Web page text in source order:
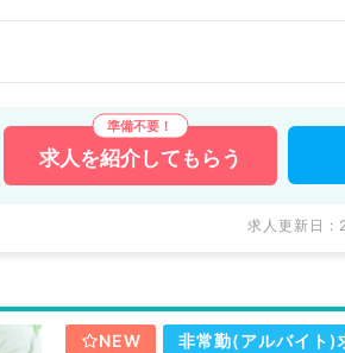
求人を紹介してもらう
求人更新日
NEW 非常勤(アルバイト)